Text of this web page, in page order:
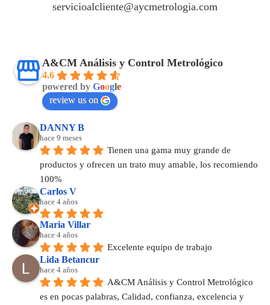
servicioalcliente@aycmetrologia.com
A&CM Análisis y Control Metrológico
4.6
powered by Google
review us on
DANNY B
hace 9 meses
Tienen una gama muy grande de
productos y ofrecen un trato muy amable, los recomiendo
100%
Carlos V
hace 4 años
Maria Villar
hace 4 años
Excelente equipo de trabajo
Lida Betancur
hace 4 años
A&CM Análisis y Control Metrológico
es en pocas palabras, Calidad, confianza, excelencia y